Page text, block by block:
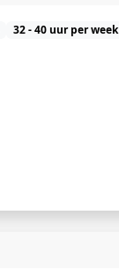
32 - 40 uur per week